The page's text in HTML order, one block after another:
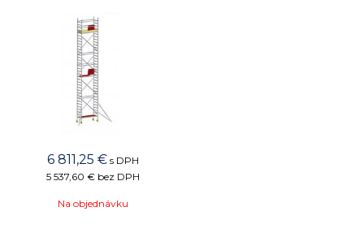
6 811,25 € s DPH
5 537,60 € bez DPH
Na objednávku